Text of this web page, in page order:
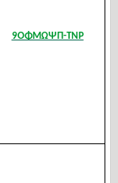
9ΟΦΜΩΨΠ-ΤΝΡ